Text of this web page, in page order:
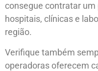
consegue contratar
hospitais, clínicas e
região.
Verifique também
operadoras oferecem